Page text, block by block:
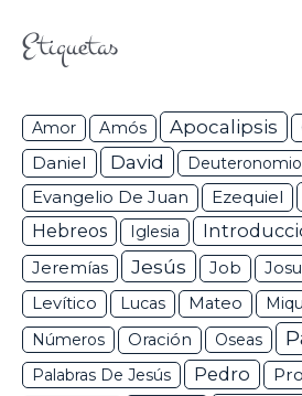
Etiquetas
Amor Amós Apocalipsis
Daniel David Deuteronomio
Evangelio De Juan Ezequiel
Hebreos
Iglesia
Jeremías Jesús Job
Levítico
Lucas Mateo
Números Oración Oseas
Palabras De Jesús Pedro